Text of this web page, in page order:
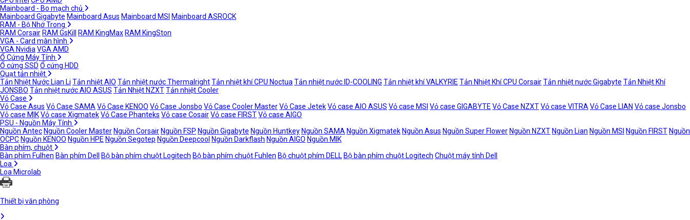
Mainboard - Bo mạch chủ
Mainboard Gigabyte Mainboard Asus Mainboard MSI Mainboard ASROCK
RAM - Bộ Nhớ Trong
RAM Corsair RAM GsKill RAM KingMax RAM KingSton
VGA - Card màn hình
VGA Nvidia VGA AMD
Ổ Cứng Máy Tính
Ổ cứng SSD Ổ cứng HDD
Quạt tản nhiệt
Tản Nhiệt Nước Lian Li Tản nhiệt AIO Tản nhiệt nước ThermalrightTản nhiệt khí CPU Noctua Tản nhiệt nước ID-COOLING Tản nhiệt khí VALKYRIE Tản Nhiệt Khí CPU CorsairTản nhiệt nước Gigabyte Tản Nhiệt Khí
JONSBO Tản nhiệt nước AIO ASUS Tản Nhiệt NZXTTản nhiệt Cooler
Vỏ Case
Vỏ Case Asus Vỏ Case SAMA Vỏ Case KENOO Vỏ Case Jonsbo Vỏ Case Cooler MasterVỏ Case JetekVỏ case AIO ASUS Vỏ case MSI Vỏ case GIGABYTE Vỏ Case NZXTVỏ case VITRA Vỏ Case LIAN Vỏ case Jonsbo
Vỏ case MIKVỏ case XigmatekVỏ Case Phanteks Vỏ case CosairVỏ case FIRSTVỏ case AIGO
PSU - Nguồn Máy Tính
Nguồn Antec Nguồn Cooler Master Nguồn Corsair Nguồn FSP Nguồn Gigabyte Nguồn Huntkey Nguồn SAMA Nguồn Xigmatek Nguồn Asus Nguồn Super Flower Nguồn NZXT Nguồn Lian Nguồn MSI Nguồn FIRST Nguồn
OCPC Nguồn KENOO Nguồn HPE Nguồn Segotep Nguồn Deepcool Nguồn Darkflash Nguồn AIGO Nguồn MIK
Bàn phím, chuột
Bàn phím Fulhen Bàn phím Dell Bộ bàn phím chuột Logitech Bộ bàn phím chuột Fuhlen Bộ chuột phím DELL Bộ bàn phím chuột Logitech Chuột máy tính Dell
Loa
Loa Microlab
Thiết bị văn phòng